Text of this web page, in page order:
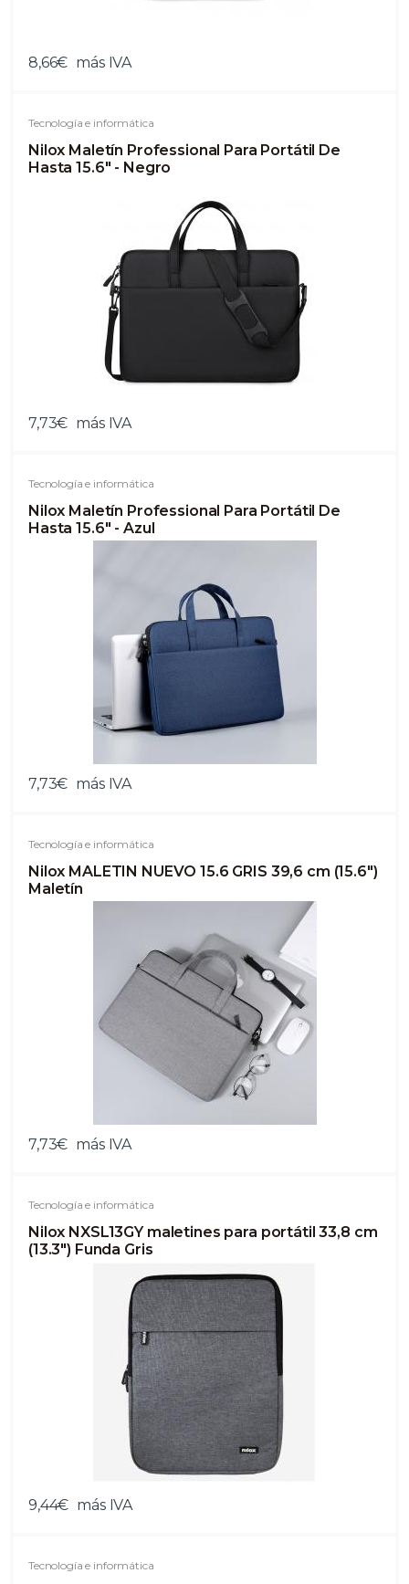
8,66€ más IVA
Tecnología e informática
Nilox Maletín Professional Para Portátil De
Hasta 15.6" - Negro
7,73€ más IVA
Tecnología e informática
Nilox Maletín Professional Para Portátil De
Hasta 15.6" - Azul
7,73€ más IVA
Tecnología e informática
Nilox MALETIN NUEVO 15.6 GRIS 39,6 cm (15.6")
Maletín
7,73€ más IVA
Tecnología e informática
Nilox NXSL13GY maletines para portátil 33,8 cm
(13.3") Funda Gris
9,44€ más IVA
Tecnología e informática